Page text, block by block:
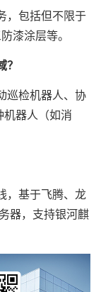
，包括但不限于
漆涂层等。
巡检机器人、协
器人（如消
，基于飞腾、龙
器，支持银河麒